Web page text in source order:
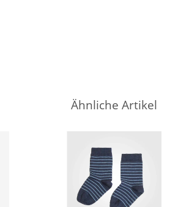
Ähnliche Artikel